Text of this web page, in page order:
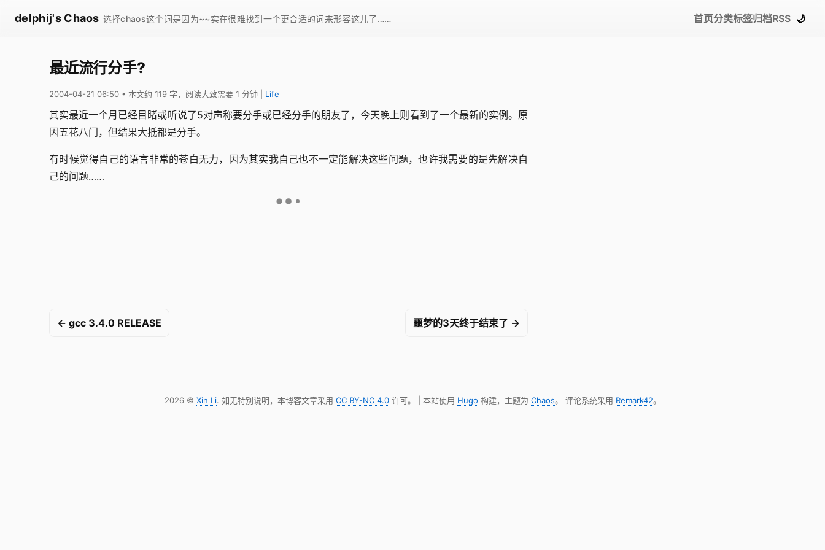
delphij's Chaos 选择chaos这个词是因为~~实在很难找到一个更合适的词来形容这儿了…… 首页分类标签归档RSS 🌙
最近流行分手?
2004-04-21 06:50 • 本文约 119 字，阅读大致需要 1 分钟 Life
其实最近一个月已经目睹或听说了5对声称要分手或已经分手的朋友了，今天晚上则看到了一个最新的实例。原
因五花八门，但结果大抵都是分手。
有时候觉得自己的语言非常的苍白无力，因为其实我自己也不一定能解决这些问题，也许我需要的是先解决自
己的问题……
← gcc 3.4.0 RELEASE 噩梦的3天终于结束了 →
2026 © Xin Li. 如无特别说明，本博客文章采用 CC BY-NC 4.0许可。 | 本站使用 Hugo 构建，主题为 Chaos。 评论系统采用 Remark42。